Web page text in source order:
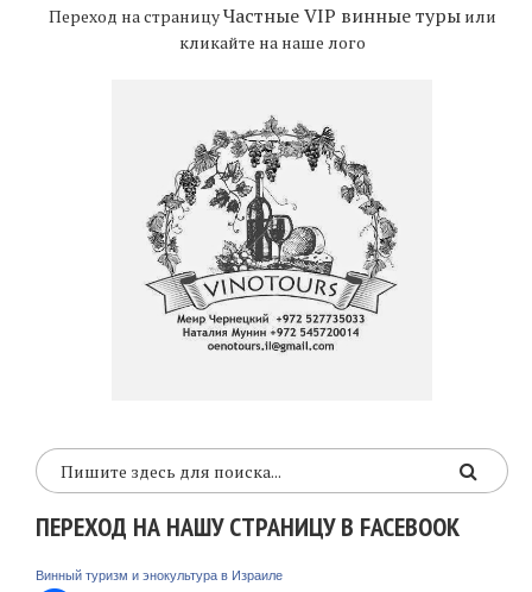
Переход на страницуЧастные VIP винные турыили
кликайте на наше лого
ПЕРЕХОД НА НАШУ СТРАНИЦУ В FACEBOOK
Винный туризм и энокультура в Израиле